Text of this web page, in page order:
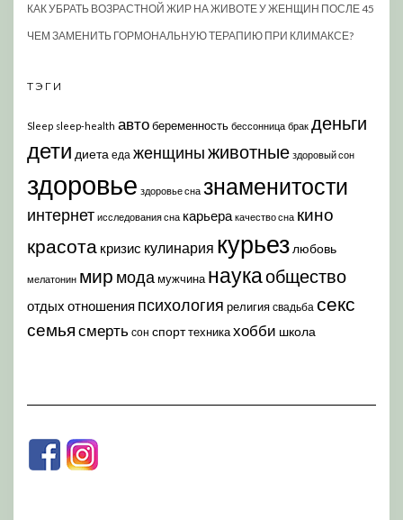
КАК УБРАТЬ ВОЗРАСТНОЙ ЖИР НА ЖИВОТЕ У ЖЕНЩИН ПОСЛЕ 45
ЧЕМ ЗАМЕНИТЬ ГОРМОНАЛЬНУЮ ТЕРАПИЮ ПРИ КЛИМАКСЕ?
ТЭГИ
Sleep sleep-health автобеременность бессонница брак деньги
дети диета еда женщиныживотные здоровый сон
здоровье здоровье сна знаменитости
интернет исследования сна карьера качество сна кино
красота кризис кулинария курьез любовь
мелатонин мир модамужчина наукаобщество
отдых отношения психология религия свадьба секс
семья смерть сон спорттехникахобби школа